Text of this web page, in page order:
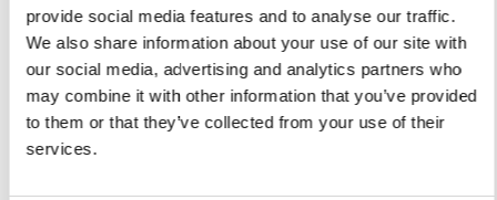
provide social media features and to analyse our traffic.
We also share information about your use of our site with
our social media, advertising and analytics partners who
may combine it with other information that you’ve provided
to them or that they’ve collected from your use of their
services.
Servizio Tender per yacht
Viveur 28
Acquamarina 9
Gozzo Jeranto 9